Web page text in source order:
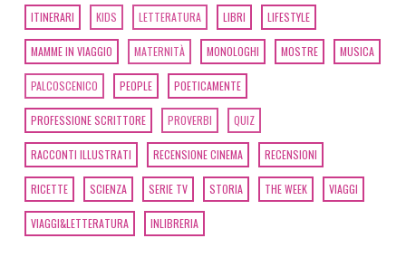
ITINERARI KIDS LETTERATURA LIBRI LIFESTYLE
MAMME IN VIAGGIO MATERNITÀ MONOLOGHI MOSTRE MUSICA
PALCOSCENICO PEOPLE POETICAMENTE
PROFESSIONE SCRITTORE PROVERBI QUIZ
RACCONTI ILLUSTRATI RECENSIONE CINEMA RECENSIONI
RICETTE SCIENZA SERIE TV STORIA THE WEEK VIAGGI
VIAGGI&LETTERATURA INLIBRERIA